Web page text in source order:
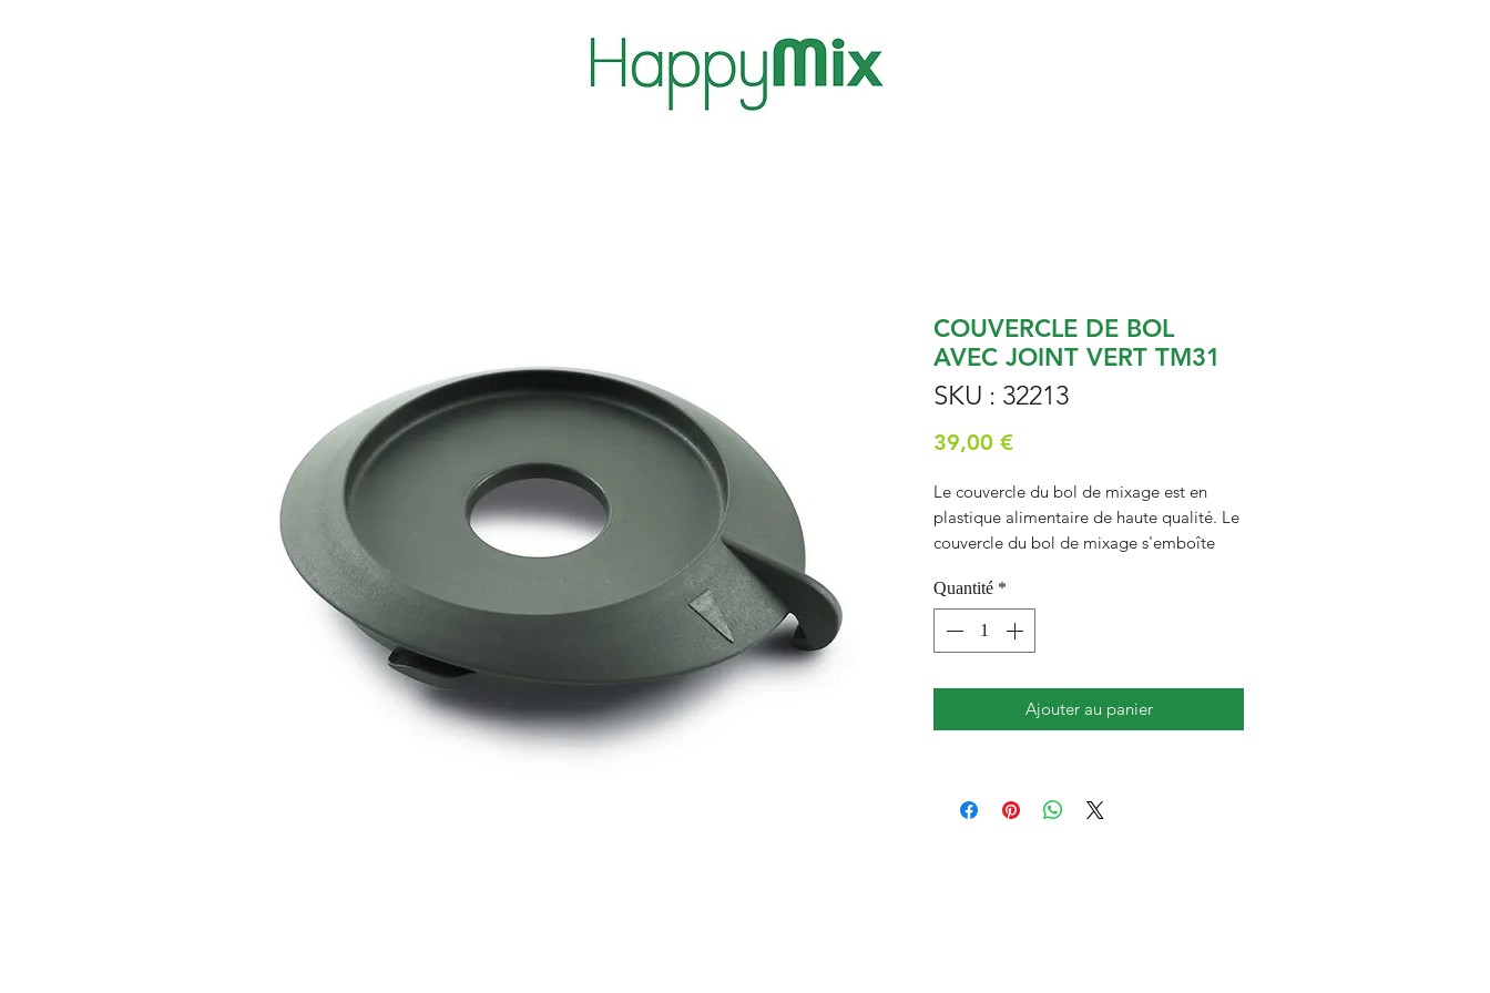
COUVERCLE DE BOL
AVEC JOINT VERT TM31
SKU : 32213
39,00 €Prix
Le couvercle du bol de mixage est en
plastique alimentaire de haute qualité. Le
couvercle du bol de mixage s'emboîte
Du fait du joint de couvercle vert, il se
peut que vous observiez une résistance à
normal. Nous vous conseillons de laver
votre joint à l’eau chaude savonneuse ou
résistance diminuera.
Quantité *
Ajouter au panier